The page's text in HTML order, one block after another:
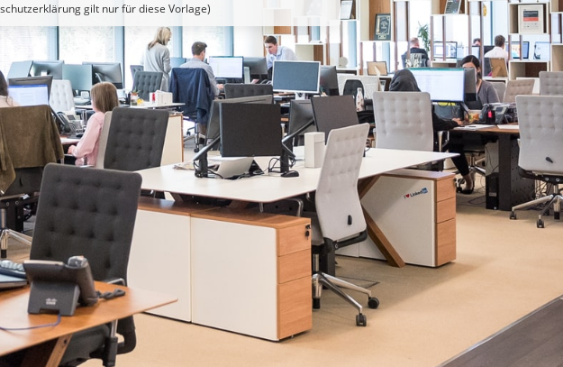
gilt nur für diese Vorlage)